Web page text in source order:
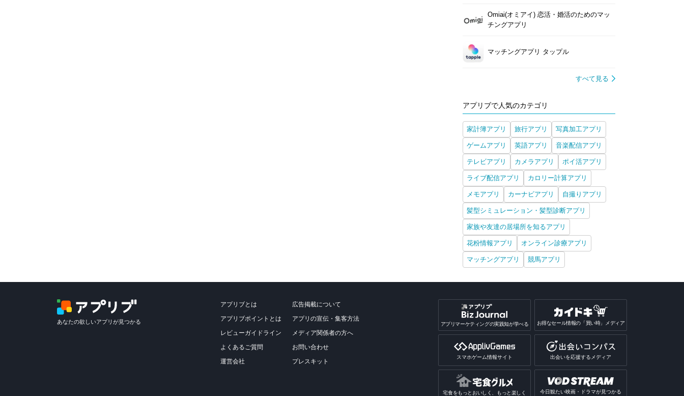
Omiai(オミアイ) 恋活・婚活のためのマッ
チングアプリ
マッチングアプリ タップル
すべて見る
アプリブで人気のカテゴリ
家計簿アプリ 旅行アプリ 写真加工アプリ
ゲームアプリ 英語アプリ 音楽配信アプリ
テレビアプリ カメラアプリ ポイ活アプリ
ライブ配信アプリ カロリー計算アプリ
メモアプリ カーナビアプリ 自撮りアプリ
髪型シミュレーション・髪型診断アプリ
家族や友達の居場所を知るアプリ
花粉情報アプリ オンライン診療アプリ
マッチングアプリ 競馬アプリ
あなたの欲しいアプリが見つかる
アプリブとは
アプリブポイントとは
レビューガイドライン
よくあるご質問
運営会社
広告掲載について
アプリの宣伝・集客方法
メディア関係者の方へ
お問い合わせ
プレスキット
アプリマーケティングの実践知が学べる お得なセール情報の「買い時」メディア
スマホゲーム情報サイト 出会いを応援するメディア
宅食をもっとおいしく、もっと楽しく 今日観たい映画・ドラマが見つかる